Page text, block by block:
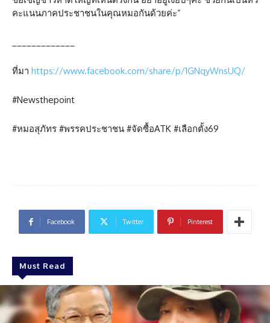
คะแนนภาคประชาชนในคุณหมอกันด้วยค่ะ”
ที่มา https://www.facebook.com/share/p/1GNqyWnsUQ/
#Newsthepoint
#หมอสุภัทร #พรรคประชาชน #จัดซื้อATK #เลือกตั้ง69
Facebook Twitter Pinterest
Must Read